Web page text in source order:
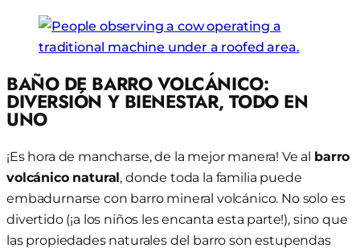
BAÑO DE BARRO VOLCÁNICO:
DIVERSIÓN Y BIENESTAR, TODO EN
UNO
¡Es hora de mancharse, de la mejor manera! Ve al barro
volcánico natural, donde toda la familia puede
embadurnarse con barro mineral volcánico. No solo es
divertido (¡a los niños les encanta esta parte!), sino que
las propiedades naturales del barro son estupendas